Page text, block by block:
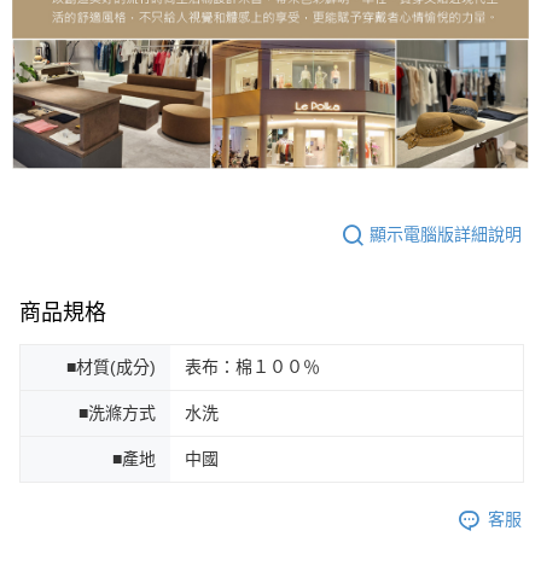
顯示電腦版詳細說明
商品規格
■材質(成分) 表布：棉１００％
■洗滌方式 水洗
■產地 中國
客服